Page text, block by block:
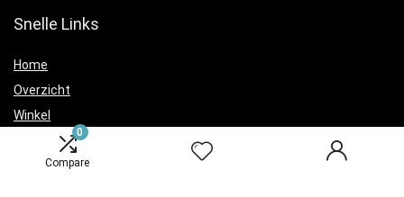
0
Compare
Snelle Links
Home
Overzicht
Winkel